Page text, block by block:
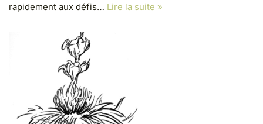
rapidement aux défis… Lire la suite »